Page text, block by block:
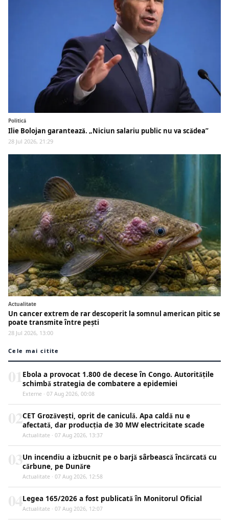
Politică
Ilie Bolojan garantează. „Niciun salariu public nu va scădea”
28 Jul 2026, 21:29
Actualitate
Un cancer extrem de rar descoperit la somnul american pitic se
poate transmite între pești
28 Jul 2026, 13:00
Cele mai citite
Ebola a provocat 1.800 de decese în Congo. Autoritățile
schimbă strategia de combatere a epidemiei
Externe · 07 Aug 2026, 00:08
CET Grozăvești, oprit de caniculă. Apa caldă nu e
afectată, dar producția de 30 MW electricitate scade
Actualitate · 07 Aug 2026, 13:37
Un incendiu a izbucnit pe o barjă sârbească încărcată cu
cărbune, pe Dunăre
Actualitate · 07 Aug 2026, 12:58
Legea 165/2026 a fost publicată în Monitorul Oficial
Actualitate · 07 Aug 2026, 12:07